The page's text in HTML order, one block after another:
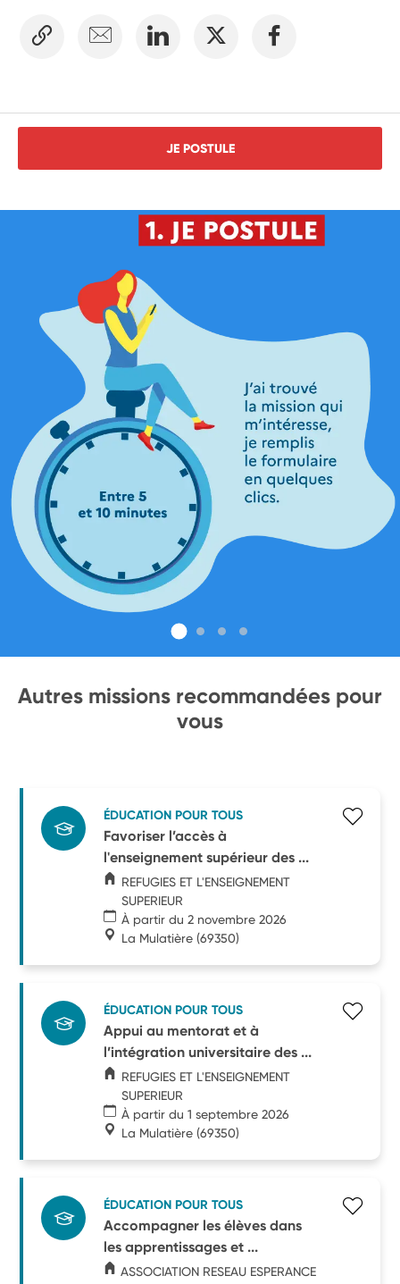
JE POSTULE
Autres missions recommandées pour
vous
ÉDUCATION POUR TOUS
Favoriser l’accès à
l'enseignement supérieur des ...
REFUGIES ET L'ENSEIGNEMENT
SUPERIEUR
À partir du 2 novembre 2026
La Mulatière (69350)
ÉDUCATION POUR TOUS
Appui au mentorat et à
l’intégration universitaire des ...
REFUGIES ET L'ENSEIGNEMENT
SUPERIEUR
À partir du 1 septembre 2026
La Mulatière (69350)
ÉDUCATION POUR TOUS
Accompagner les élèves dans
les apprentissages et ...
ASSOCIATION RESEAU ESPERANCE